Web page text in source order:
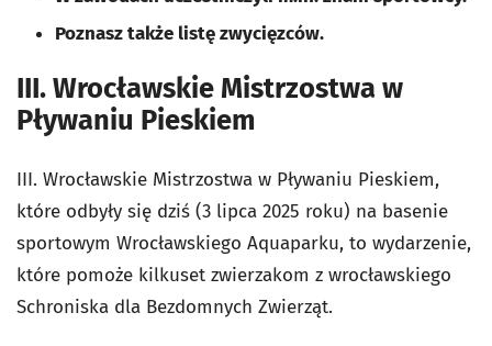
Poznasz także listę zwycięzców.
III. Wrocławskie Mistrzostwa w
Pływaniu Pieskiem
III. Wrocławskie Mistrzostwa w Pływaniu Pieskiem,
które odbyły się dziś (3 lipca 2025 roku) na basenie
sportowym Wrocławskiego Aquaparku, to wydarzenie,
które pomoże kilkuset zwierzakom z wrocławskiego
Schroniska dla Bezdomnych Zwierząt.